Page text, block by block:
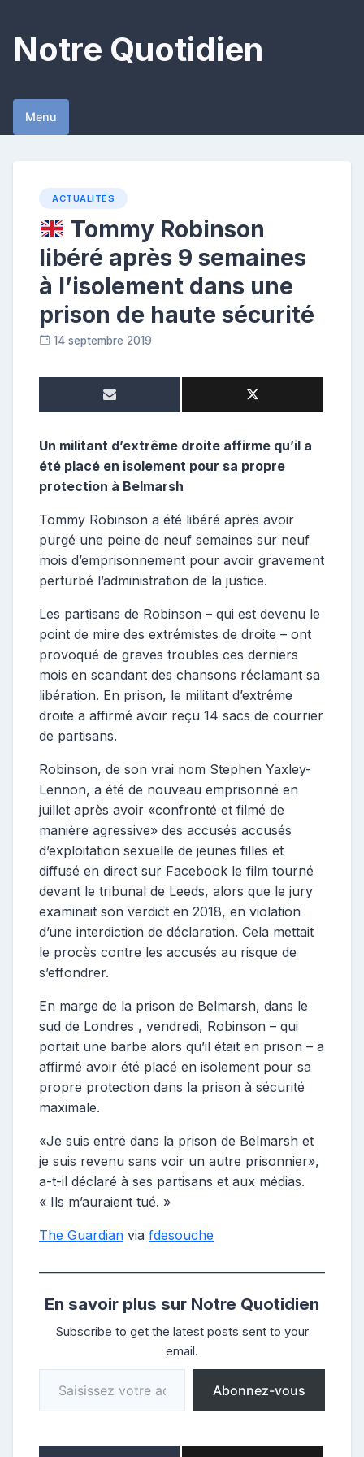
content
Notre Quotidien
Menu
ACTUALITÉS
Tommy Robinson
libéré après 9 semaines
à l’isolement dans une
prison de haute sécurité
14 septembre 2019
e
t
r
Un militant d’extrême droite affirme qu’il a
été placé en isolement pour sa propre
protection à Belmarsh
Tommy Robinson a été libéré après avoir
purgé une peine de neuf semaines sur neuf
mois d’emprisonnement pour avoir gravement
perturbé l’administration de la justice.
Les partisans de Robinson – qui est devenu le
point de mire des extrémistes de droite – ont
provoqué de graves troubles ces derniers
mois en scandant des chansons réclamant sa
libération. En prison, le militant d’extrême
droite a affirmé avoir reçu 14 sacs de courrier
de partisans.
Robinson, de son vrai nom Stephen Yaxley-
Lennon, a été de nouveau emprisonné en
juillet après avoir «confronté et filmé de
manière agressive» des accusés accusés
d’exploitation sexuelle de jeunes filles et
diffusé en direct sur Facebook le film tourné
devant le tribunal de Leeds, alors que le jury
examinait son verdict en 2018, en violation
d’une interdiction de déclaration. Cela mettait
le procès contre les accusés au risque de
s’effondrer.
En marge de la prison de Belmarsh, dans le
sud de Londres , vendredi, Robinson – qui
portait une barbe alors qu’il était en prison – a
affirmé avoir été placé en isolement pour sa
propre protection dans la prison à sécurité
maximale.
«Je suis entré dans la prison de Belmarsh et
je suis revenu sans voir un autre prisonnier»,
a-t-il déclaré à ses partisans et aux médias.
« Ils m’auraient tué. »
The Guardian via fdesouche
En savoir plus sur Notre Quotidien
Subscribe to get the latest posts sent to your
email.
Saisissez votre adresse e-mail…
Abonnez-vous